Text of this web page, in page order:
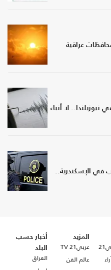
الدوام الحكومي في 5 محافظات عراقية
نيوزيلندا.. لا أنباء
في الإسكندرية..
المزيد
عربي21 TV
عالم الفن
أخبار حسب
البلد
العراق